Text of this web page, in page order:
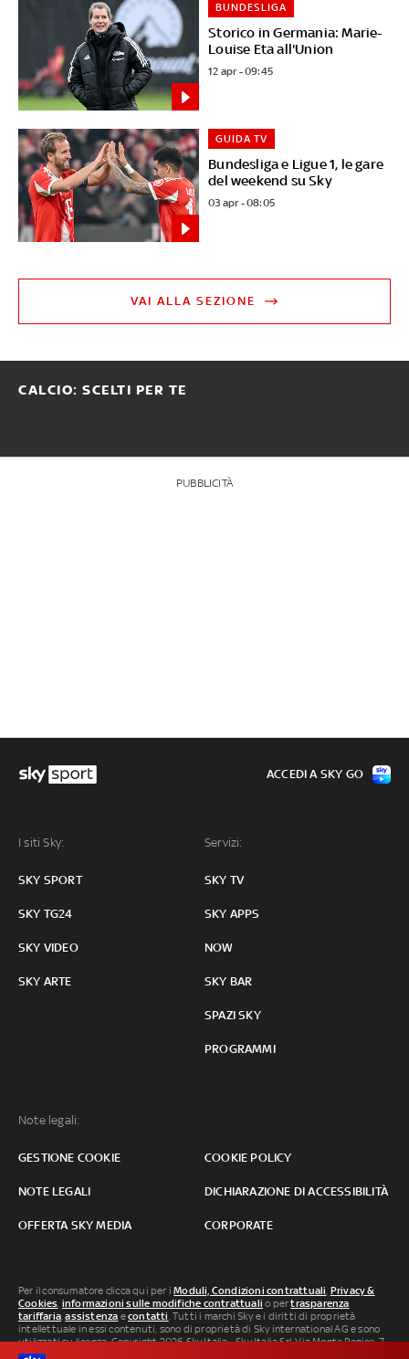
Storico in Germania: Marie-
Louise Eta all'Union
BUNDESLIGA
12 apr - 09:45
Bundesliga e Ligue 1, le gare
del weekend su Sky
GUIDA TV
03 apr - 08:05
VAI ALLA SEZIONE
CALCIO: SCELTI PER TE
PUBBLICITÀ
I siti Sky:
SKY SPORT
SKY TG24
SKY VIDEO
SKY ARTE
Servizi:
SKY TV
SKY APPS
NOW
SKY BAR
SPAZI SKY
PROGRAMMI
Note legali:
GESTIONE COOKIE COOKIE POLICY
NOTE LEGALI DICHIARAZIONE DI ACCESSIBILITÀ
OFFERTA SKY MEDIA CORPORATE
ACCEDI A SKY GO
Per il consumatore clicca qui per iModuli, Condizioni contrattuali, Privacy &
Cookies, informazioni sulle modifiche contrattuali o pertrasparenza
tariffaria,assistenza econtatti. Tutti i marchi Sky e i diritti di proprietà
intellettuale in essi contenuti, sono di proprietà di Sky international AG e sono
utilizzati su licenza. Copyright 2026 Sky Italia - Sky Italia Srl Via Monte Penice, 7 -
20138 Milano P.IVA 04619241005. SkyTG24: ISSN 3035-1537 e SkySport: ISSN